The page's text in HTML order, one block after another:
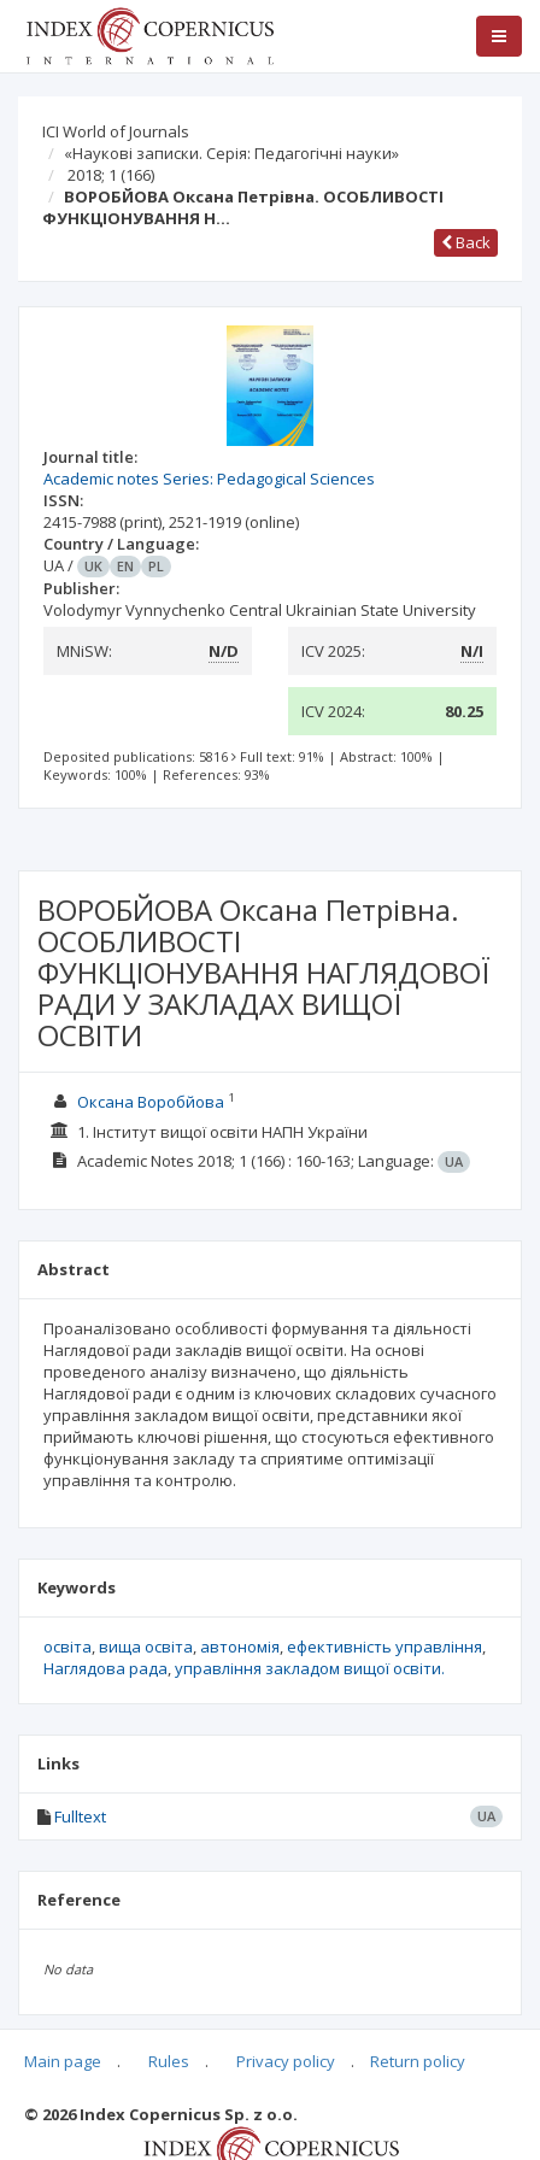
ICI World of Journals
«Наукові записки. Серія: Педагогічні науки»
2018; 1 (166)
ВОРОБЙОВА Оксана Петрівна. ОСОБЛИВОСТІ
ФУНКЦІОНУВАННЯ Н…
Back
Journal title:
Academic notes Series: Pedagogical Sciences
ISSN:
2415-7988 (print),2521-1919 (online)
Country / Language:
UA/ UK EN PL
Publisher:
Volodymyr Vynnychenko Central Ukrainian State University
MNiSW:
N/D ICV 2025: N/I
ICV 2024: 80.25
Deposited publications: 5816 Full text: 91% | Abstract: 100% |
Keywords: 100% | References: 93%
ВОРОБЙОВА Оксана Петрівна.
ОСОБЛИВОСТІ
ФУНКЦІОНУВАННЯ НАГЛЯДОВОЇ
РАДИ У ЗАКЛАДАХ ВИЩОЇ
ОСВІТИ
Оксана Воробйова 1
1. Інститут вищої освіти НАПН України
Academic Notes 2018; 1 (166) : 160-163; Language: UA
Abstract
Проаналізовано особливості формування та діяльності
Наглядової ради закладів вищої освіти. На основі
проведеного аналізу визначено, що діяльність
Наглядової ради є одним із ключових складових сучасного
управління закладом вищої освіти, представники якої
приймають ключові рішення, що стосуються ефективного
функціонування закладу та сприятиме оптимізації
управління та контролю.
Keywords
освіта вища освіта автономія ефективність управління
Наглядова рада управління закладом вищої освіти.
Links
Fulltext UA
Reference
No data
Articles quoting
Main page . Rules . Privacy policy . Return policy
© 2026 Index Copernicus Sp. z o.o.